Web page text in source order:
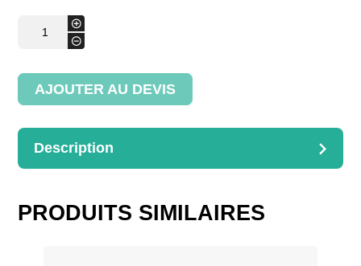
-
petites
baguettes
+
AJOUTER AU DEVIS
Description
PRODUITS SIMILAIRES